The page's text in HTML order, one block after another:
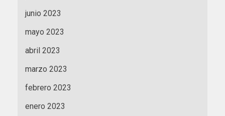
junio 2023
mayo 2023
abril 2023
marzo 2023
febrero 2023
enero 2023